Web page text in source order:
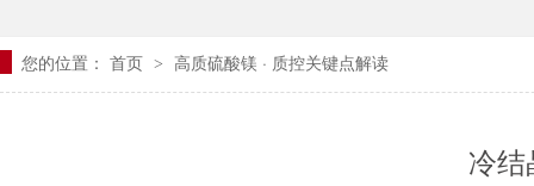
您的位置： 首页 > 高质硫酸镁 · 质控关键点解读
冷结